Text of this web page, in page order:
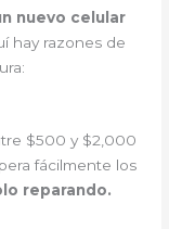
nuevo celular
hay razones de
$500 y $2,000
fácilmente los
reparando.